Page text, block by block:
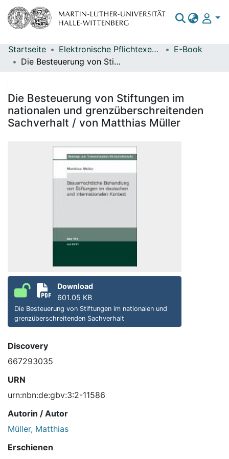
Bereiche & Sammlungen
Statistiken
Startseite Elektronische Pflichtexemplare
E-Book
Die Besteuerung von Stiftungen im nationalen und grenzüberschreitenden Sachverhalt / von Matthias Müller
Die Besteuerung von Stiftungen im
nationalen und grenzüberschreitenden
Sachverhalt / von Matthias Müller
Download
601.05 KB
Die Besteuerung von Stiftungen im nationalen und
grenzüberschreitenden Sachverhalt
Discovery
667293035
URN
urn:nbn:de:gbv:3:2-11586
Autorin / Autor
Müller, Matthias
Erschienen